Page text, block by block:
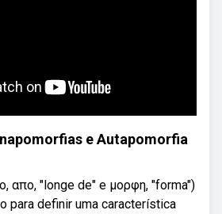
e Autapomorfia
απο, "longe de" e μορφη, "forma")
para definir uma característica